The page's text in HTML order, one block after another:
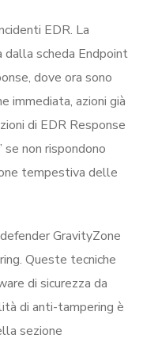
EDR. La
scheda Endpoint
dove ora sono
immediata, azioni già
di EDR Response
se non rispondono
tempestiva delle
GravityZone
Queste tecniche
di sicurezza da
di anti-tampering è
sezione